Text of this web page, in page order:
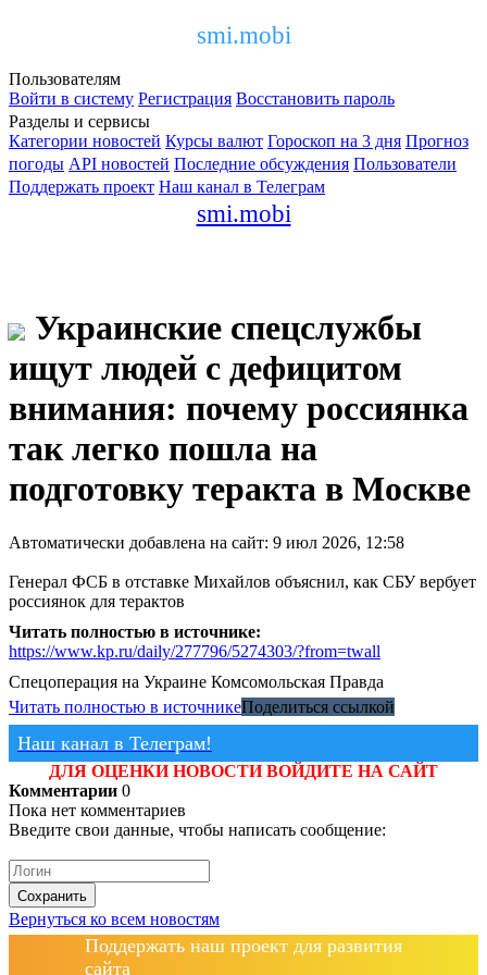
smi.mobi
Пользователям
Войти в систему Регистрация Восстановить пароль
Разделы и сервисы
Категории новостей Курсы валют Гороскоп на 3 дня Прогноз
погоды API новостей Последние обсуждения Пользователи
Поддержать проект Наш канал в Телеграм
smi.mobi
Украинские спецслужбы
ищут людей с дефицитом
внимания: почему россиянка
так легко пошла на
подготовку теракта в Москве
Автоматически добавлена на сайт: 9 июл 2026, 12:58
Генерал ФСБ в отставке Михайлов объяснил, как СБУ вербует
россиянок для терактов
Читать полностью в источнике:
https://www.kp.ru/daily/277796/5274303/?from=twall
Спецоперация на Украине Комсомольская Правда
Читать полностью в источникеПоделиться ссылкой
Наш канал в Телеграм!
ДЛЯ ОЦЕНКИ НОВОСТИ ВОЙДИТЕ НА САЙТ
Комментарии 0
Пока нет комментариев
Введите свои данные, чтобы написать сообщение:
Сохранить
Вернуться ко всем новостям
Поддержать наш проект для развития
сайта